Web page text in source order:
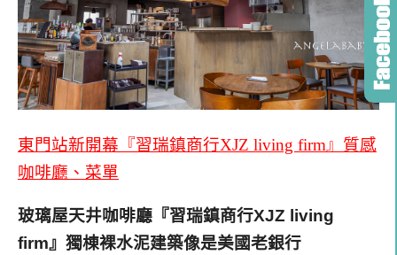
東門站新開幕『習瑞鎮商行XJZ living firm』質感
咖啡廳、菜單
玻璃屋天井咖啡廳『習瑞鎮商行XJZ living
firm』獨棟裸水泥建築像是美國老銀行